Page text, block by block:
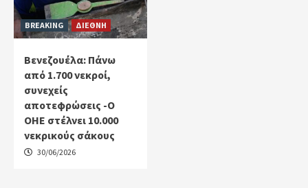
BREAKING ΔΙΕΘΝΗ
Βενεζουέλα: Πάνω
από 1.700 νεκροί,
συνεχείς
αποτεφρώσεις -Ο
ΟΗΕ στέλνει 10.000
νεκρικούς σάκους
30/06/2026